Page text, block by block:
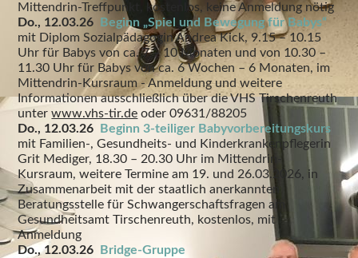
Mittendrin-Treffpunkt, kostenlos, keine Anmeldung nötig
Do., 12.03.26
Beginn „Spiel und Bewegung für Babys“
mit Diplom Sozialpädagogin Andrea Kick, 9.15 – 10.15
Uhr für Babys von ca. 7 – 10 Monaten und von 10.30 –
11.30 Uhr für Babys von ca. 6 Wochen – 6 Monaten, im
Mittendrin-Kursraum -Anmeldung und weitere
Informationen ausschließlich über die VHS Tirschenreuth
unterwww.vhs-tir.de oder 09631/88205
Do., 12.03.26
Beginn 3-teiliger Babyvorbereitungskurs
mit Familien-, Gesundheits- und Kinderkrankenpflegerin
Grit Mediger, 18.30 – 20.30 Uhr im Mittendrin-
Kursraum, weitere Termine am 19. und 26.03.2026, in
Zusammenarbeit mit der staatlich anerkannten
Beratungsstelle für Schwangerschaftsfragen am
Gesundheitsamt Tirschenreuth, kostenlos, mit
Anmeldung
Do., 12.03.26
Bridge-Gruppe